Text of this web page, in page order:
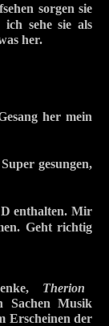
sorgen sie
ich sehe sie als
her.
her mein
gesungen,
enthalten. Mir
Geht richtig
Therion
Sachen Musik
Erscheinen der